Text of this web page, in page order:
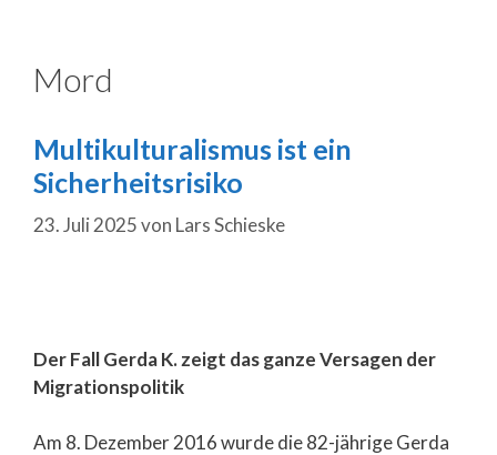
Mord
Multikulturalismus ist ein
Sicherheitsrisiko
23. Juli 2025von Lars Schieske
Der Fall Gerda K. zeigt das ganze Versagen der
Migrationspolitik
Am 8. Dezember 2016 wurde die 82-jährige Gerda